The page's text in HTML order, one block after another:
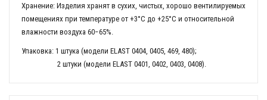
Хранение: Изделия хранят в сухих, чистых, хорошо вентилируемых
помещениях при температуре от +3°C до +25°C и относительной
влажности воздуха 60−65%.
Упаковка: 1 штука (модели ELAST 0404, 0405, 469, 480);
2 штуки (модели ELAST 0401, 0402, 0403, 0408).